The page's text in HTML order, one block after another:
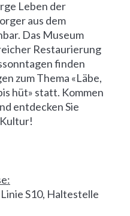
Leben der
aus dem
Das Museum
Restaurierung
finden
zum Thema «Läbe,
hüt» statt. Kommen
entdecken Sie
Linie S10, Haltestelle